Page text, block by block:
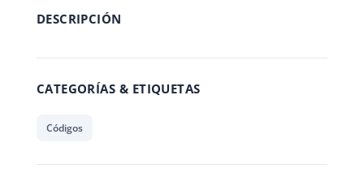
DESCRIPCIÓN
CATEGORÍAS & ETIQUETAS
Códigos